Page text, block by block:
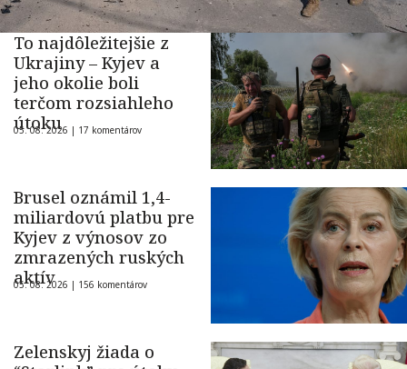
To najdôležitejšie z
Ukrajiny – Kyjev a
jeho okolie boli
terčom rozsiahleho
útoku
05. 08. 2026 | 17 komentárov
Brusel oznámil 1,4-
miliardovú platbu pre
Kyjev z výnosov zo
zmrazených ruských
aktív
05. 08. 2026 | 156 komentárov
Zelenskyj žiada o